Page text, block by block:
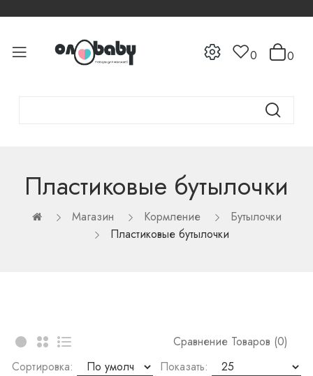
0 0
Пластиковые бутылочки
Магазин Кормление
Бутылочки
Пластиковые бутылочки
Сравнение Товаров (0)
Сортировка:
Показать: